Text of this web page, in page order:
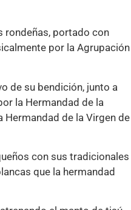
rondeñas, portado con
por la Agrupación
de su bendición, junto a
la Hermandad de la
Hermandad de la Virgen de
con sus tradicionales
que la hermandad